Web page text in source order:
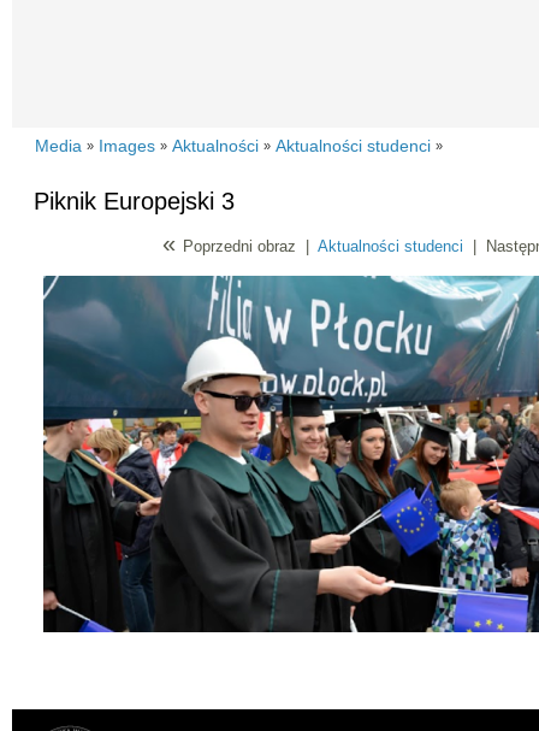
Media » Images » Aktualności » Aktualności studenci »
Piknik Europejski 3
« Poprzedni obraz Aktualności studenci